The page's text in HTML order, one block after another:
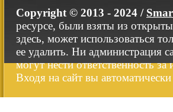
Copyright © 2013 - 2024 /
ресурсе, были взяты из
здесь, может использоваться
ее удалить. Ни администрация
могут нести ответственность
Входя на сайт вы